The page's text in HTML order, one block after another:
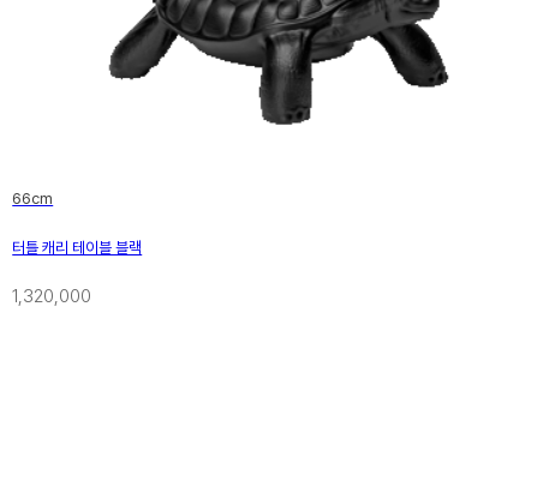
66cm
터틀 캐리 테이블 블랙
1,320,000